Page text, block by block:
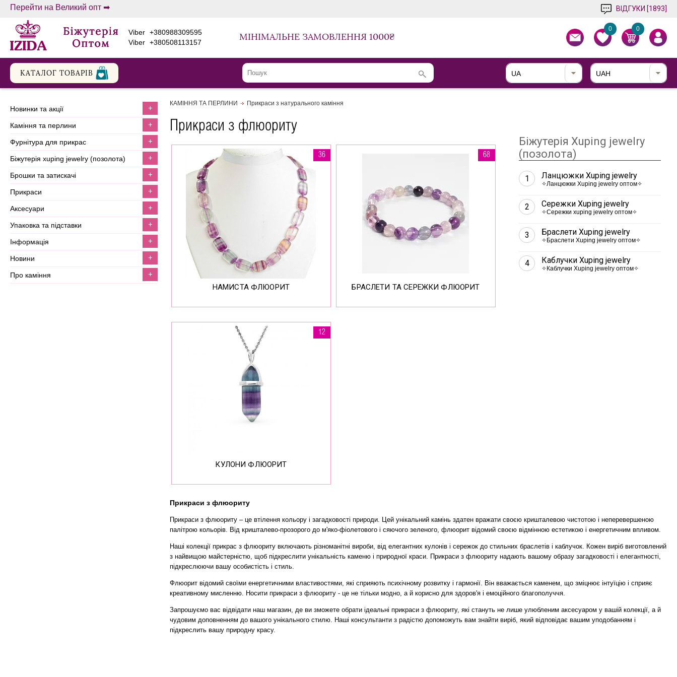
Перейти на Великий опт ➡ ВІДГУКИ [1893]
viber +380988309595
viber +380508113157 МІНІМАЛЬНЕ ЗАМОВЛЕННЯ 1000₴
0
0
КАТАЛОГ ТОВАРIВ UAH
UA
+
новинки та акції
+
каміння та перлини
+
фурнітура для прикрас
+
біжутерія xuping jewelry (позолота)
+
брошки та затискачі
+
прикраси
+
аксесуари
+
упаковка та підставки
+
інформація
+
новини
+
про каміння
КАМІННЯ ТА ПЕРЛИНИ Прикраси з натурального каміння
Прикраси з флюориту
Біжутерія Xuping jewelry
(позолота)
1 Ланцюжки Xuping jewelry
✧Ланцюжки Xuping jewelry оптом✧
2 Сережки Xuping jewelry
✧Сережки xuping jewelry оптом✧
3 Браслети Xuping jewelry
✧Браслети Xuping jewelry оптом✧
4 Каблучки Xuping jewelry
✧Каблучки Xuping jewelry оптом✧
НАМИСТА ФЛЮОРИТ
36
БРАСЛЕТИ ТА СЕРЕЖКИ ФЛЮОРИТ
68
КУЛОНИ ФЛЮОРИТ
12
Прикраси з флюориту
Прикраси з флюориту – це втілення кольору і загадковості природи. Цей унікальний камінь здатен вражати своєю кришталевою чистотою і неперевершеною
палітрою кольорів. Від кришталево-прозорого до м'яко-фіолетового і сяючого зеленого, флюорит відомий своєю відмінною естетикою і енергетичним впливом.
Наші колекції прикрас з флюориту включають різноманітні вироби, від елегантних кулонів і сережок до стильних браслетів і каблучок. Кожен виріб виготовлений
з найвищою майстерністю, щоб підкреслити унікальність каменю і природної краси. Прикраси з флюориту надають вашому образу загадковості і елегантності,
підкреслюючи вашу особистість і стиль.
Флюорит відомий своїми енергетичними властивостями, які сприяють психічному розвитку і гармонії. Він вважається каменем, що зміцнює інтуїцію і сприяє
креативному мисленню. Носити прикраси з флюориту - це не тільки модно, а й корисно для здоров'я і емоційного благополуччя.
Запрошуємо вас відвідати наш магазин, де ви зможете обрати ідеальні прикраси з флюориту, які стануть не лише улюбленим аксесуаром у вашій колекції, а й
чудовим доповненням до вашого унікального стилю. Наші консультанти з радістю допоможуть вам знайти виріб, який відповідає вашим уподобанням і
підкреслить вашу природну красу.